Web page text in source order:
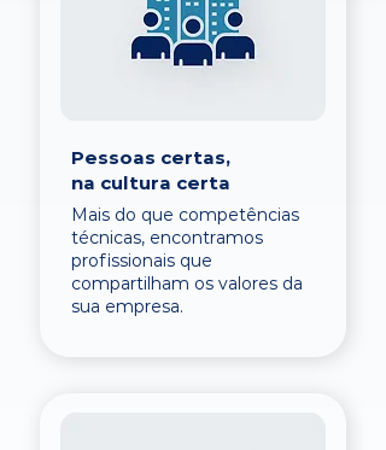
Pessoas certas,
na cultura certa
Mais do que competências
técnicas, encontramos
profissionais que
compartilham os valores da
sua empresa.